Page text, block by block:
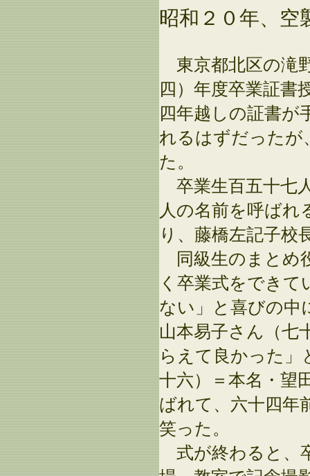
昭和２０年、空
東京都北区の滝
四）年度卒業証書
四年越しの証書が
れるはずだったが
た。
卒業生百五十七
人の名前を呼ば
り、藤橋左記子校
同級生のまとめ
く卒業式をでき
ない」と喜びの中
山本易子さん（七
らえて良かった」
十六）＝本名・望
ばれて、六十四年
笑った。
式が終わると、